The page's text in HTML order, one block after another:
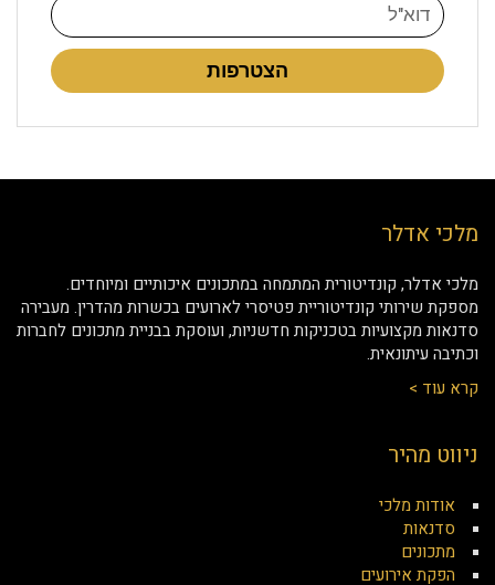
הצטרפות
מלכי אדלר
מלכי אדלר, קונדיטורית המתמחה במתכונים איכותיים ומיוחדים.
מספקת שירותי קונדיטוריית פטיסרי לארועים בכשרות מהדרין. מעבירה
סדנאות מקצועיות בטכניקות חדשניות, ועוסקת בבניית מתכונים לחברות
וכתיבה עיתונאית.
קרא עוד >
ניווט מהיר
אודות מלכי
סדנאות
מתכונים
הפקת אירועים